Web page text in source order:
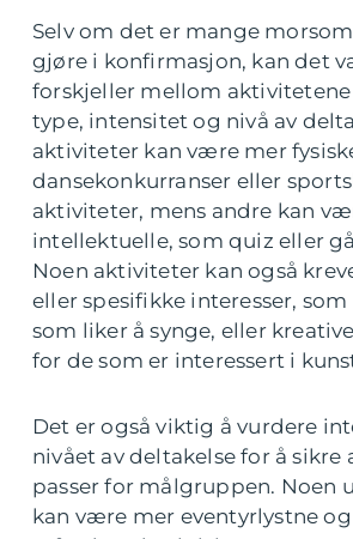
Selv om det er mange
gjøre i konfirmasjon, kan det
forskjeller mellom aktivitetene
type, intensitet og nivå av
aktiviteter kan være mer
dansekonkurranser eller
aktiviteter, mens andre kan
intellektuelle, som quiz eller
Noen aktiviteter kan også
eller spesifikke interesser,
som liker å synge, eller
for de som er interessert i
Det er også viktig å vurdere
nivået av deltakelse for å
passer for målgruppen. Noen
kan være mer eventyrlystne